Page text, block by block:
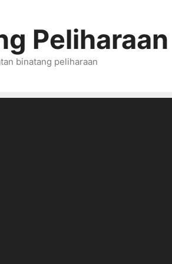
Peliharaan
binatang peliharaan